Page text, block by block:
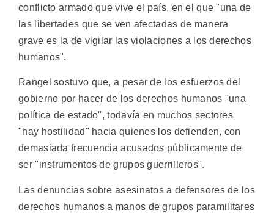
conflicto armado que vive el país, en el que "una de
las libertades que se ven afectadas de manera
grave es la de vigilar las violaciones a los derechos
humanos".
Rangel sostuvo que, a pesar de los esfuerzos del
gobierno por hacer de los derechos humanos "una
política de estado", todavía en muchos sectores
"hay hostilidad" hacia quienes los defienden, con
demasiada frecuencia acusados públicamente de
ser "instrumentos de grupos guerrilleros".
Las denuncias sobre asesinatos a defensores de los
derechos humanos a manos de grupos paramilitares